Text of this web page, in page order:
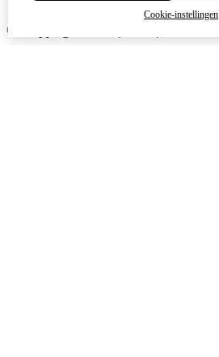
© Copyright 2026
Cookie-instellingen